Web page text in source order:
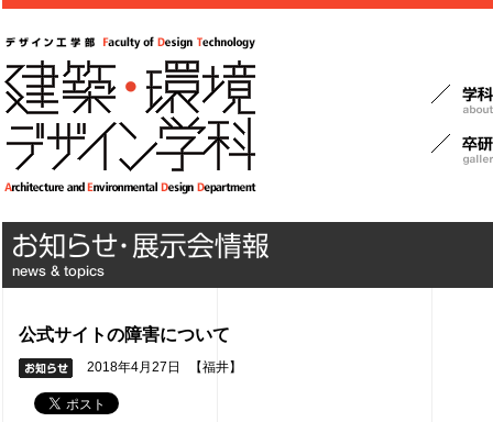
公式サイトの障害について
2018年4月27日 【福井】